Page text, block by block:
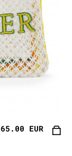
65.00 EUR